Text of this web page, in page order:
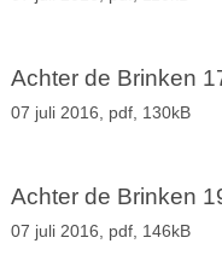
Achter de Brinken
07 juli 2016, pdf, 130kB
Achter de Brinken
07 juli 2016, pdf, 146kB